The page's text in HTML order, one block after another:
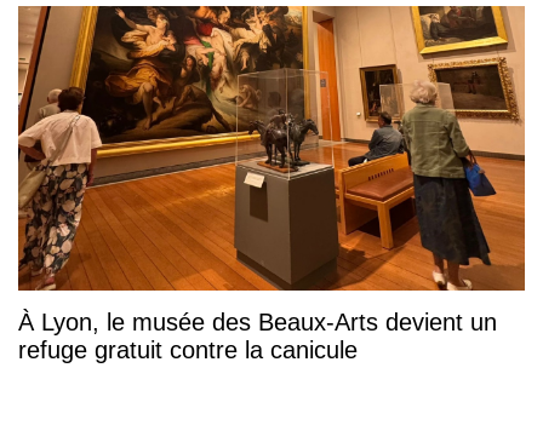
À Lyon, le musée des Beaux-Arts devient un
refuge gratuit contre la canicule